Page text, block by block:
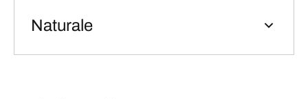
Naturale